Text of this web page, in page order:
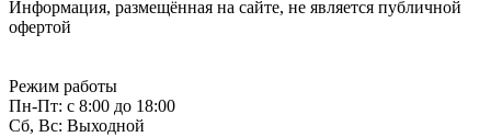
Информация, размещённая на сайте, не является публичной
офертой
Режим работы
Пн-Пт: с 8:00 до 18:00
Сб, Вс: Выходной